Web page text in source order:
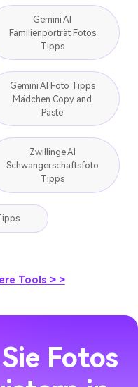
Gemini AI
Familienporträt Fotos
Tipps
Gemini AI Foto Tipps
Mädchen Copy and
Paste
Zwillinge AI
Schwangerschaftsfoto
Tipps
Tools > >
Fotos